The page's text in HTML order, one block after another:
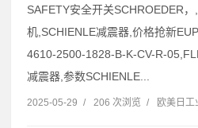
SAFETY安全开关SCHROEDER
机,SCHIENLE减震器,价格抢新
4610-2500-1828-B-K-CV-R-
减震器,参数SCHIENLE...
2025-05-29 / 206 次浏览 / 欧美日工